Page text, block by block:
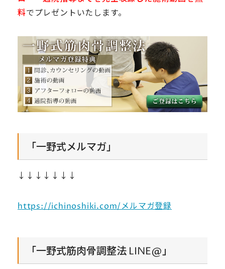
料でプレゼントいたします。
「一野式メルマガ」
↓↓↓↓↓↓↓
https://ichinoshiki.com/メルマガ登録
「一野式筋肉骨調整法 LINE@」